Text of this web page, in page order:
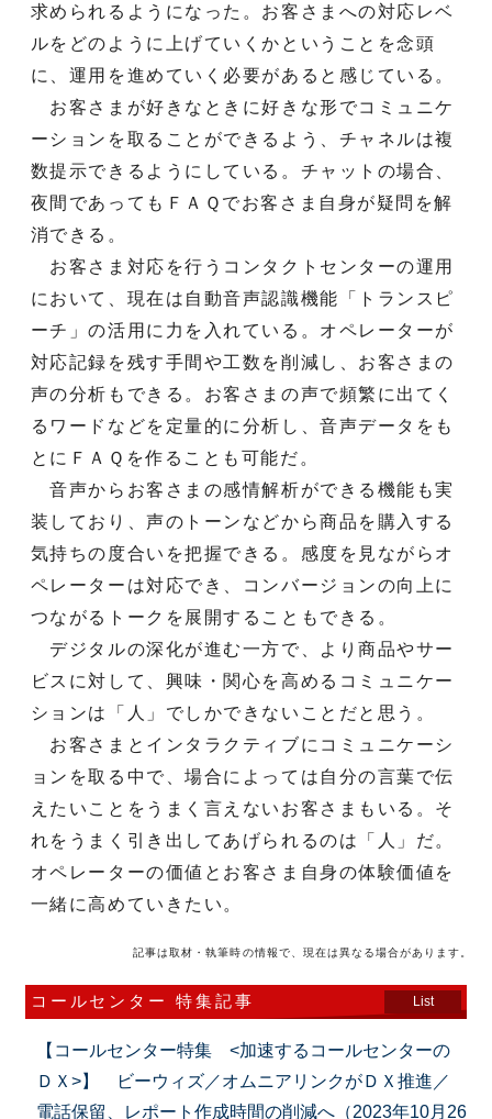
求められるようになった。お客さまへの対応レベ
ルをどのように上げていくかということを念頭
に、運用を進めていく必要があると感じている。
お客さまが好きなときに好きな形でコミュニケ
ーションを取ることができるよう、チャネルは複
数提示できるようにしている。チャットの場合、
夜間であってもＦＡＱでお客さま自身が疑問を解
消できる。
お客さま対応を行うコンタクトセンターの運用
において、現在は自動音声認識機能「トランスピ
ーチ」の活用に力を入れている。オペレーターが
対応記録を残す手間や工数を削減し、お客さまの
声の分析もできる。お客さまの声で頻繁に出てく
るワードなどを定量的に分析し、音声データをも
とにＦＡＱを作ることも可能だ。
音声からお客さまの感情解析ができる機能も実
装しており、声のトーンなどから商品を購入する
気持ちの度合いを把握できる。感度を見ながらオ
ペレーターは対応でき、コンバージョンの向上に
つながるトークを展開することもできる。
デジタルの深化が進む一方で、より商品やサー
ビスに対して、興味・関心を高めるコミュニケー
ションは「人」でしかできないことだと思う。
お客さまとインタラクティブにコミュニケーシ
ョンを取る中で、場合によっては自分の言葉で伝
えたいことをうまく言えないお客さまもいる。そ
れをうまく引き出してあげられるのは「人」だ。
オペレーターの価値とお客さま自身の体験価値を
一緒に高めていきたい。
記事は取材・執筆時の情報で、現在は異なる場合があります。
コールセンター 特集記事 List
【コールセンター特集 <加速するコールセンターの
ＤＸ>】 ビーウィズ／オムニアリンクがＤＸ推進／
電話保留、レポート作成時間の削減へ（2023年10月26